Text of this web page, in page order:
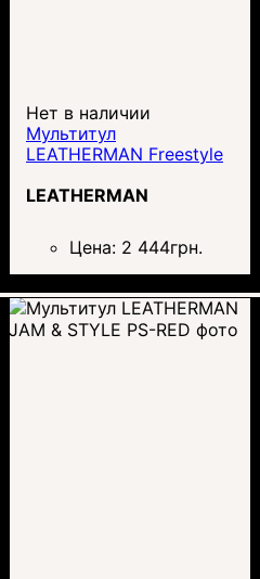
Нет в наличии
Мультитул
LEATHERMAN Freestyle
LEATHERMAN
Цена: 2 444грн.